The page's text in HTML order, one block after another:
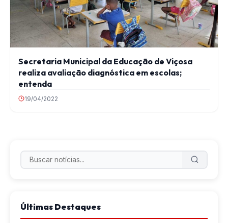
Secretaria Municipal da Educação de Viçosa
realiza avaliação diagnóstica em escolas;
entenda
19/04/2022
Últimas Destaques